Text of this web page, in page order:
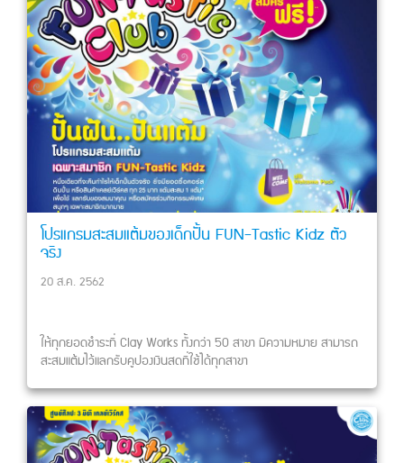
โปรแกรมสะสมแต้มของเด็กปั้น FUN-Tastic Kidz ตัว
จริง
20 ส.ค. 2562
ให้ทุกยอดชำระที่ Clay Works ทั้งกว่า 50 สาขา มีความหมาย สามารถ
สะสมแต้มไว้แลกรับคูปองเงินสดที่ใช้ได้ทุกสาขา